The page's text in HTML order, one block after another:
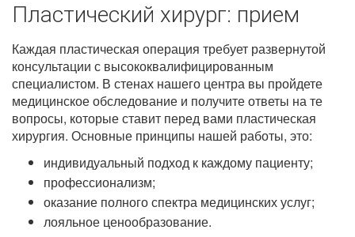
Пластический хирург: прием
Каждая пластическая операция требует развернутой
консультации с высококвалифицированным
специалистом. В стенах нашего центра вы пройдете
медицинское обследование и получите ответы на те
вопросы, которые ставит перед вами пластическая
хирургия. Основные принципы нашей работы, это:
индивидуальный подход к каждому пациенту;
профессионализм;
оказание полного спектра медицинских услуг;
лояльное ценообразование.